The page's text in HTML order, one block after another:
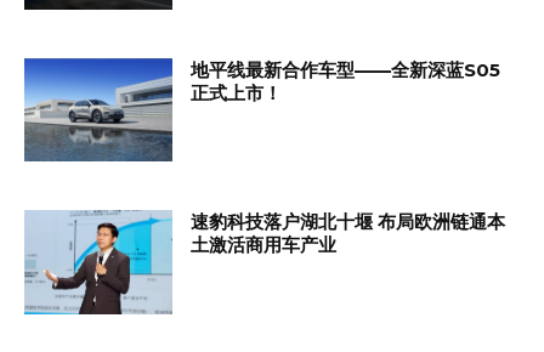
地平线最新合作车型——全新深蓝S05
正式上市！
速豹科技落户湖北十堰 布局欧洲链通本
土激活商用车产业